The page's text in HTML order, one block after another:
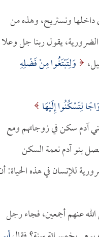
في داخلها ونستريح، وهذه من
يقول ربنا جل وعلا
وَلِتَبْتَغُوا مِنْ فَضْلِهِ
لِتَسْكُنُوا إِلَيْهَا
آدم سكن في زوجاتهم ومع
بنو آدم نعمة السكن
للإنسان في هذه الحياة:
عنهم أجمعين، فجاء رجل